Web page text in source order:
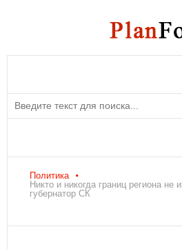
Политика
Никто и никогда границ региона не
губернатор СК